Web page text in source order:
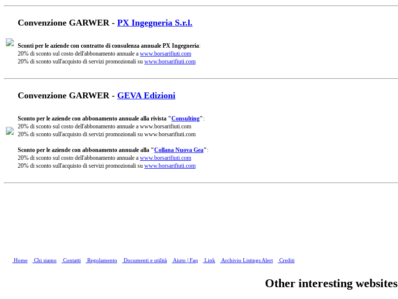
Convenzione GARWER - PX Ingegneria S.r.l.
Sconti per le aziende con contratto di consulenza annuale PX Ingegneria:
20% di sconto sul costo dell'abbonamento annuale a www.borsarifiuti.com
20% di sconto sull'acquisto di servizi promozionali su www.borsarifiuti.com
Convenzione GARWER - GEVA Edizioni
Sconto per le aziende con abbonamento annuale alla rivista "Consulting":
20% di sconto sul costo dell'abbonamento annuale a www.borsarifiuti.com
20% di sconto sull'acquisto di servizi promozionali su www.borsarifiuti.com
Sconto per le aziende con abbonamento annuale alla "Collana Nuova Gea":
20% di sconto sul costo dell'abbonamento annuale a www.borsarifiuti.com
20% di sconto sull'acquisto di servizi promozionali su www.borsarifiuti.com
Home Chi siamo Contatti Regolamento Documenti e utilità Aiuto | Faq Link Archivio Listings Alert Crediti
Other interesting websites